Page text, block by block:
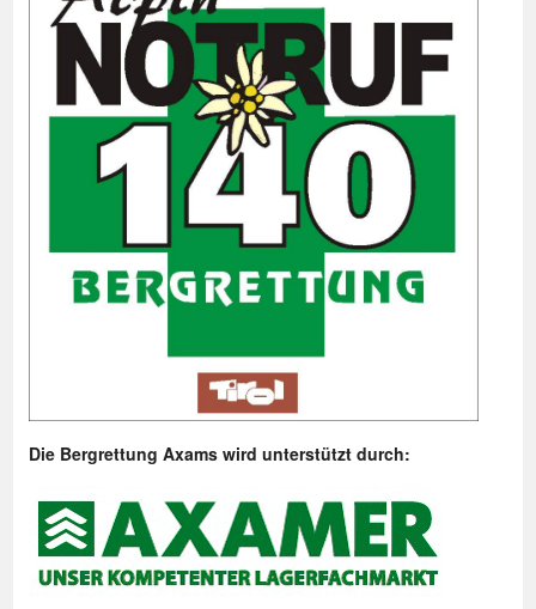
Die Bergrettung Axams wird unterstützt durch: